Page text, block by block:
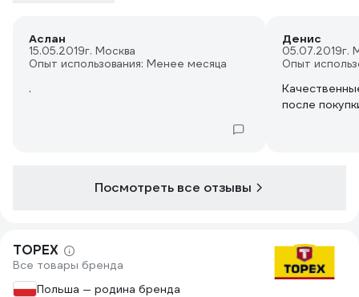
Аслан
15.05.2019г. Москва
Опыт использования: Менее месяца
.
Денис
05.07.2019г.
Опыт
после
Посмотреть все отзывы
TOPEX
Все товары бренда
Польша — родина бренда